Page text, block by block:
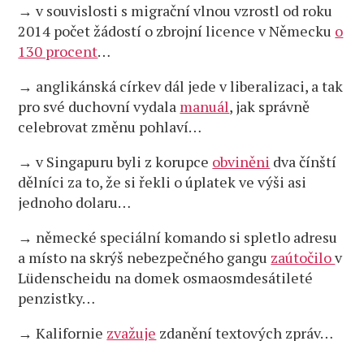
→ v souvislosti s migrační vlnou vzrostl od roku
2014 počet žádostí o zbrojní licence v Německu o
130 procent…
→ anglikánská církev dál jede v liberalizaci, a tak
pro své duchovní vydala manuál, jak správně
celebrovat změnu pohlaví…
→ v Singapuru byli z korupce obviněni dva čínští
dělníci za to, že si řekli o úplatek ve výši asi
jednoho dolaru…
→ německé speciální komando si spletlo adresu
a místo na skrýš nebezpečného gangu zaútočilov
Lüdenscheidu na domek osmaosmdesátileté
penzistky…
→ Kalifornie zvažuje zdanění textových zpráv…